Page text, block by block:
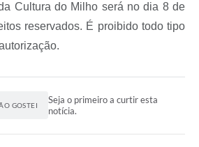
Cultura do Milho será no dia 8 de
reservados. É proibido todo tipo
GOSTEI
Seja o primeiro a curtir esta
notícia.